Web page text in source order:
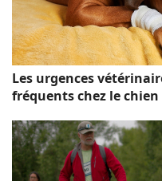
Les urgences
fréquents chez le chien